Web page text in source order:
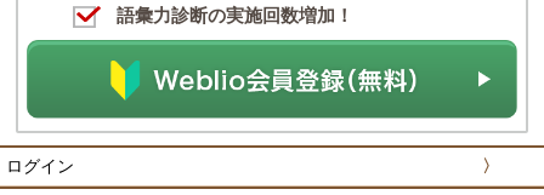
語彙力診断の実施回数増加！
ログイン 〉